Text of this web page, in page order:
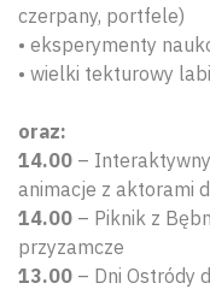
czerpany, portfele)
• eksperymenty
• wielki tekturowy
oraz:
14.00 –
animacje z aktorami
14.00 – Piknik z
przyzamcze
13.00 – Dni Ostródy